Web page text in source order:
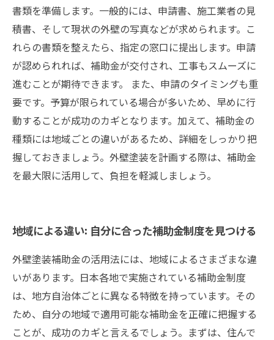
書類を準備します。一般的には、申請書、施工業者の見
積書、そして現状の外壁の写真などが求められます。こ
れらの書類を整えたら、指定の窓口に提出します。申請
が認められれば、補助金が交付され、工事もスムーズに
進むことが期待できます。 また、申請のタイミングも重
要です。予算が限られている場合が多いため、早めに行
動することが成功のカギとなります。加えて、補助金の
種類には地域ごとの違いがあるため、詳細をしっかり把
握しておきましょう。外壁塗装を計画する際は、補助金
を最大限に活用して、負担を軽減しましょう。
地域による違い: 自分に合った補助金制度を見つける
外壁塗装補助金の活用法には、地域によるさまざまな違
いがあります。日本各地で実施されている補助金制度
は、地方自治体ごとに異なる特徴を持っています。その
ため、自分の地域で適用可能な補助金を正確に把握する
ことが、成功のカギと言えるでしょう。まずは、住んで